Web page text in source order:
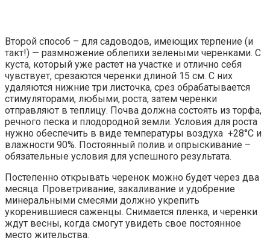
Второй способ – для садоводов, имеющих терпение (и
такт!) — размножение облепихи зелеными черенками. С
куста, который уже растет на участке и отлично себя
чувствует, срезаются черенки длиной 15 см. С них
удаляются нижние три листочка, срез обрабатывается
стимуляторами, любыми, роста, затем черенки
отправляют в теплицу. Почва должна состоять из торфа,
речного песка и плодородной земли. Условия для роста
нужно обеспечить в виде температуры воздуха +28°С и
влажности 90%. Постоянный полив и опрыскивание –
обязательные условия для успешного результата.
Постепенно открывать черенок можно будет через два
месяца. Проветривание, закаливание и удобрение
минеральными смесями должно укрепить
укоренившиеся саженцы. Снимается пленка, и черенки
ждут весны, когда смогут увидеть свое постоянное
место жительства.